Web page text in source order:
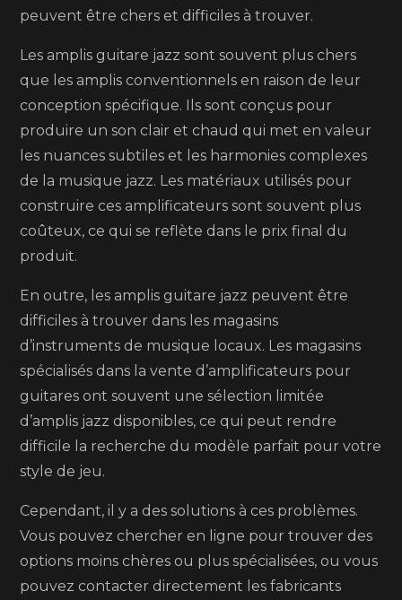
peuvent être chers et difficiles à trouver.
Les amplis guitare jazz sont souvent plus chers
que les amplis conventionnels en raison de leur
conception spécifique. Ils sont conçus pour
produire un son clair et chaud qui met en valeur
les nuances subtiles et les harmonies complexes
de la musique jazz. Les matériaux utilisés pour
construire ces amplificateurs sont souvent plus
coûteux, ce qui se reflète dans le prix final du
produit.
En outre, les amplis guitare jazz peuvent être
difficiles à trouver dans les magasins
d’instruments de musique locaux. Les magasins
spécialisés dans la vente d’amplificateurs pour
guitares ont souvent une sélection limitée
d’amplis jazz disponibles, ce qui peut rendre
difficile la recherche du modèle parfait pour votre
style de jeu.
Cependant, il y a des solutions à ces problèmes.
Vous pouvez chercher en ligne pour trouver des
options moins chères ou plus spécialisées, ou vous
pouvez contacter directement les fabricants